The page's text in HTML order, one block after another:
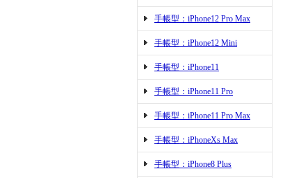
手帳型：iPhone12 Pro Max
手帳型：iPhone12 Mini
手帳型：iPhone11
手帳型：iPhone11 Pro
手帳型：iPhone11 Pro Max
手帳型：iPhoneXs Max
手帳型：iPhone8 Plus